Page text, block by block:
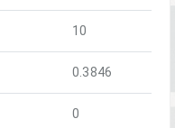
10
0.3846
0